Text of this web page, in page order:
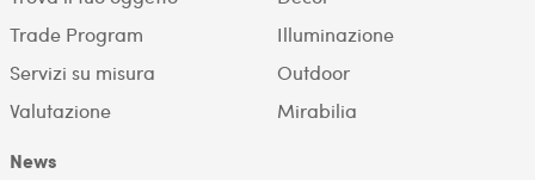
Trade Program
Servizi su misura
Valutazione
Illuminazione
Outdoor
Mirabilia
News